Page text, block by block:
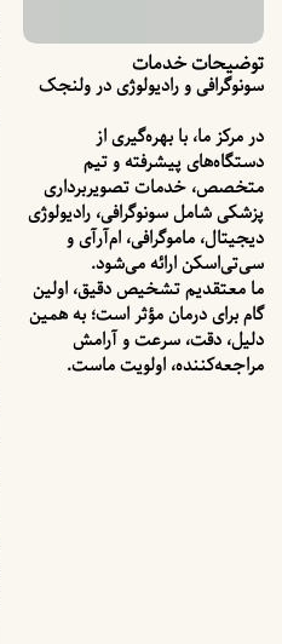
توضیحات خدمات
سونوگرافی و رادیولوژی در ولنجک
در مرکز ما، با بهره‌گیری از
دستگاه‌های پیشرفته و تیم
متخصص، خدمات تصویربرداری
پزشکی شامل سونوگرافی، رادیولوژی
دیجیتال، ماموگرافی، ام‌آرآی و
سی‌تی‌اسکن ارائه می‌شود.
ما معتقدیم تشخیص دقیق، اولین
گام برای درمان مؤثر است؛ به همین
دلیل، دقت، سرعت و آرامش
مراجعه‌کننده، اولویت ماست.